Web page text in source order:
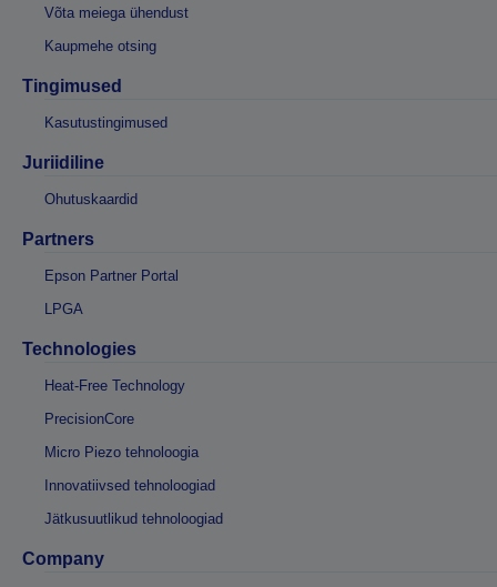
Võta meiega ühendust
Kaupmehe otsing
Tingimused
Kasutustingimused
Juriidiline
Ohutuskaardid
Partners
Epson Partner Portal
LPGA
Technologies
Heat-Free Technology
PrecisionCore
Micro Piezo tehnoloogia
Innovatiivsed tehnoloogiad
Jätkusuutlikud tehnoloogiad
Company